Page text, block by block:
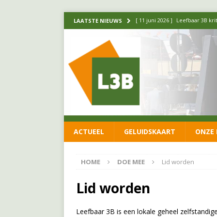
LAATSTE NIEUWS [ 11 juni 2026 ] Leefbaar 3B
[ 20 mei 2026 ] Leefbaar 3B
luchtalarm niet af! FRACTIE
[ 14 mei 2026 ] Update over
[ 26 juni 2026 ] Leefbaar 3B
ACTUEEL GELUIDSKAART ONZE
HOME DOE MEE Lid worden
Lid worden
Leefbaar 3B is een lokale geheel